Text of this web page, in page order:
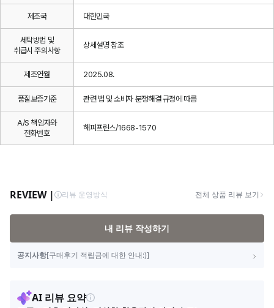
제조국 대한민국
세탁방법 및
취급시 주의사항
상세설명 참조
제조연월 2025.08.
품질보증기준 관련 법 및 소비자 분쟁해결 규정에 따름
A/S 책임자와
전화번호
해피프린스/1668-1570